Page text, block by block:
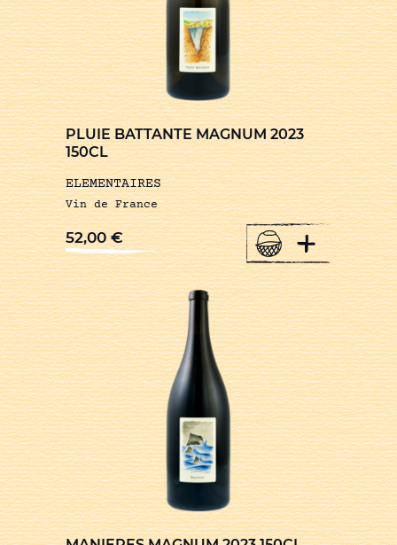
PLUIE BATTANTE MAGNUM 2023
150CL
ELEMENTAIRES
Vin de France
52,00€ +